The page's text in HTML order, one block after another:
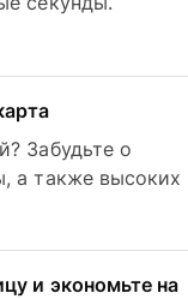
Забудьте о
а также высоких
и экономьте на